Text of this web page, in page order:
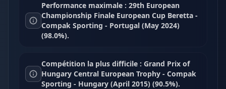
Performance maximale : 29th European
Championship Finale European Cup Beretta -
Compak Sporting - Portugal (May 2024)
(98.0%).
Compétition la plus difficile : Grand Prix of
Hungary Central European Trophy - Compak
Sporting - Hungary (April 2015) (90.5%).